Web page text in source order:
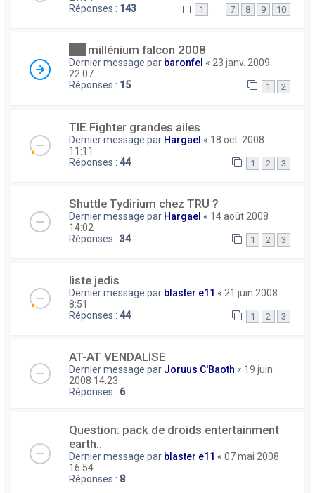
Réponses : 143 1 7 8 9 10
millénium falcon 2008
Dernier message par baronfel « 23 janv. 2009
22:07
Réponses : 15 1 2
TIE Fighter grandes ailes
Dernier message par Hargael « 18 oct. 2008
11:11
Réponses : 44 1 2 3
Shuttle Tydirium chez TRU ?
Dernier message par Hargael « 14 août 2008
14:02
Réponses : 34 1 2 3
liste jedis
Dernier message par blaster e11 « 21 juin 2008
8:51
Réponses : 44 1 2 3
AT-AT VENDALISE
Dernier message par Joruus C'Baoth « 19 juin
2008 14:23
Réponses : 6
Question: pack de droids entertainment
earth..
Dernier message par blaster e11 « 07 mai 2008
16:54
Réponses : 8